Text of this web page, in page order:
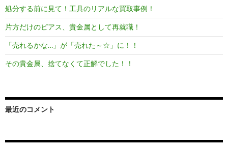
処分する前に見て！工具のリアルな買取事例！
片方だけのピアス、貴金属として再就職！
「売れるかな…」が「売れた～☆」に！！
その貴金属、捨てなくて正解でした！！
最近のコメント